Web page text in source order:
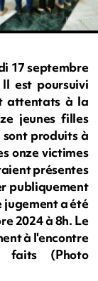
17 septembre
est poursuivi
attentats à la
jeunes filles
sont produits à
onze victimes
présentes
publiquement
jugement a été
2024 à 8h. Le
à l'encontre
(Photo